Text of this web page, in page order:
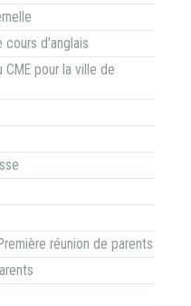
cours d'anglais
pour la ville de
réunion de parents